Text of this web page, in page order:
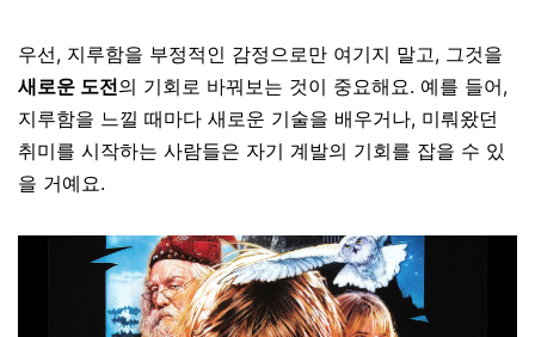
우선, 지루함을 부정적인 감정으로만 여기지 말고, 그것을
새로운 도전의 기회로 바꿔보는 것이 중요해요. 예를 들어,
지루함을 느낄 때마다 새로운 기술을 배우거나, 미뤄왔던
취미를 시작하는 사람들은 자기 계발의 기회를 잡을 수 있
을 거예요.